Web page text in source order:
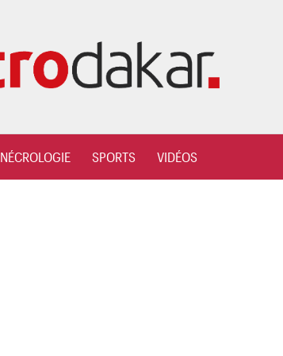
NÉCROLOGIE SPORTS VIDÉOS